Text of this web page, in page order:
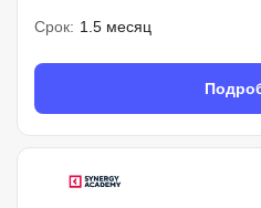
Срок: 1.5 месяц